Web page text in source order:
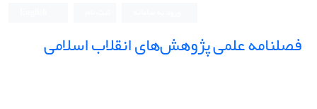
فصلنامه علمی پژوهش‌های انقلاب اسلامی